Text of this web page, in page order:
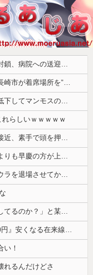
自宅前の一方通行の道路が工事車両で封鎖、病院への送迎のために車をどかして欲しいと作業スタッフに頼むと……
【悲報】台湾、長崎原爆式典を欠席「長崎市が着席場所を”外交団エリア外にあえて配置”した！」 → ﾈｯﾄ「核を持つ中国に屈指した！」「失礼すぎ」「台湾は筋通した！」ｗｗｗｗｗ
記録的猛暑の欧州、ドナウ川の水位が低下してマンモスの骨や沈没したドイツ軍の戦艦が出現
らしいｗｗｗｗｗ
口を開けたマッコウクジラが正面から接近、素手で頭を押し返すダイバー「まだ子どもで、変な魚が何なのか確かめてるだけ」【海外の反応】
【悲報】学歴厨「文系なら地方旧帝大よりも早慶の方が上！」←これｗｗｗｗ
【悲報】葬送のフリーレンとかいうアウラを退場させてから駄作になった作品ｗｗｗｗｗ
「これを肯定的に書くとか頭がどうかしてるのか？」と某メディアの焚書称賛記事にツッコミ殺到、自分で本屋を作るとかそういう話かと思ったら……
【驚愕】 新幹線じゃなく『帰省費4000円』安くなる在来線で帰省した結果ｗｗｗｗｗ
い！
れるんだけどさ